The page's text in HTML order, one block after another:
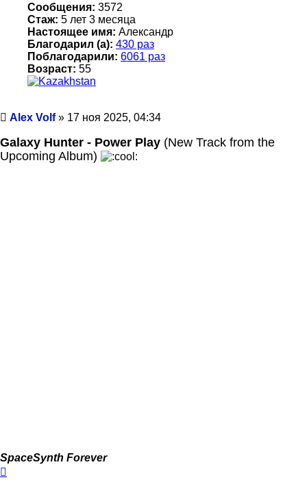
Сообщения: 3572
Стаж: 5 лет 3 месяца
Настоящее имя: Александр
Благодарил (а): 430 раз
Поблагодарили: 6061 раз
Возраст: 55
Сообщение
Alex Volf» 17 ноя 2025, 04:34
Galaxy Hunter - Power Play (New Track from the
Upcoming Album)
SpaceSynth Forever